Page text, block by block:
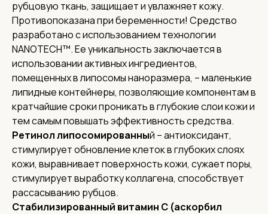
рубцовую ткань, защищает и увлажняет кожу.
Противопоказана при беременности! Средство
разработано с использованием технологии
NANOTECH™. Ее уникальность заключается в
использовании активных ингредиентов,
помещенных в липосомы наноразмера, – маленькие
липидные контейнеры, позволяющие компонентам в
кратчайшие сроки проникать в глубокие слои кожи и
тем самым повышать эффективность средства.
Ретинол липосомированный – антиоксидант,
стимулирует обновление клеток в глубоких слоях
кожи, выравнивает поверхность кожи, сужает поры,
стимулирует выработку коллагена, способствует
рассасыванию рубцов.
Стабилизированный витамин С (аскорбил